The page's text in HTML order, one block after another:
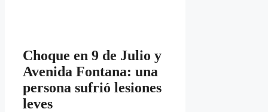
Choque en 9 de Julio y
Avenida Fontana: una
persona sufrió lesiones
leves